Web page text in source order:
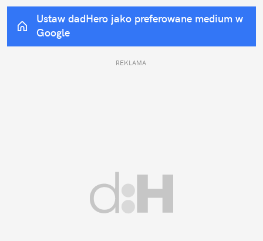
Ustaw dadHero jako preferowane medium w
Google
REKLAMA